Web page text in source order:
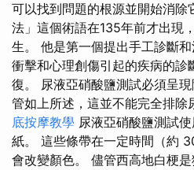
可以找到問題的根源並開始消除
法」這個術語在135年前才出現
生。 他是第一個提出手工診斷
衝擊和心理創傷引起的疾病的診
復。 尿液亞硝酸鹽測試必須呈
管如上所述，這並不能完全排除
底按摩教學 尿液亞硝酸鹽測試
紙。 這些條帶在一定時間（約
會改變顏色。 儘管西高地白梗